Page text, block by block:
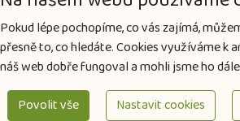
Pokud lépe pochopíme, co vás zajímá,
přesně to, co hledáte. Cookies využíváme k
náš web dobře fungoval a mohli jsme ho
Povolit vše
Nastavit cookies